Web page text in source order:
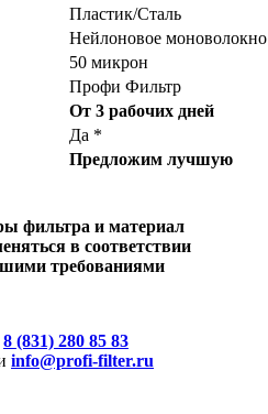
Пластик/Сталь
Нейлоновое моноволокно
50 микрон
Профи Фильтр
От 3 рабочих дней
Да *
Предложим лучшую
фильтра и материал
в соответствии
требованиями
8 (831) 280 85 83
info@profi-filter.ru